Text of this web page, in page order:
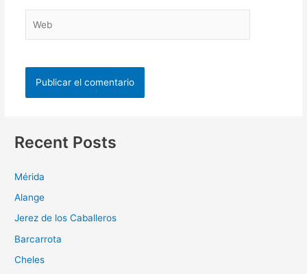
Recent Posts
Mérida
Alange
Jerez de los Caballeros
Barcarrota
Cheles